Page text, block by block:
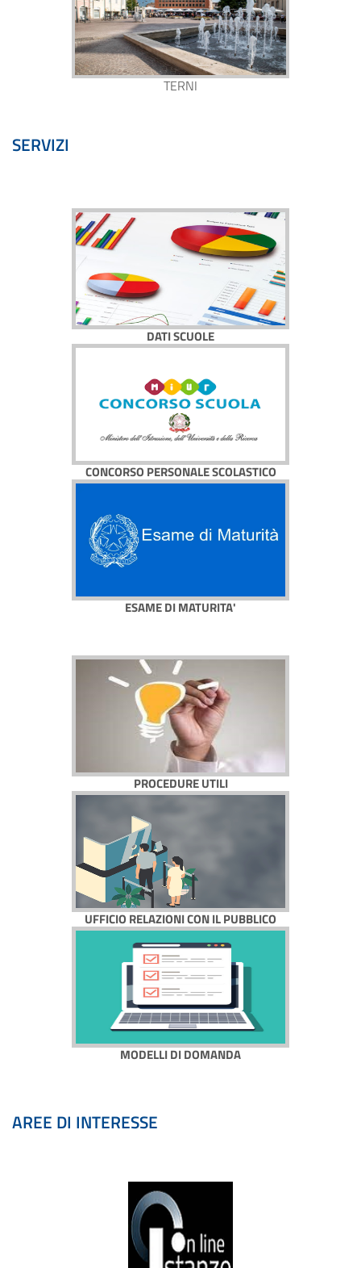
TERNI
SERVIZI
DATI SCUOLE
CONCORSO PERSONALE SCOLASTICO
ESAME DI MATURITA'
PROCEDURE UTILI
UFFICIO RELAZIONI CON IL PUBBLICO
MODELLI DI DOMANDA
AREE DI INTERESSE